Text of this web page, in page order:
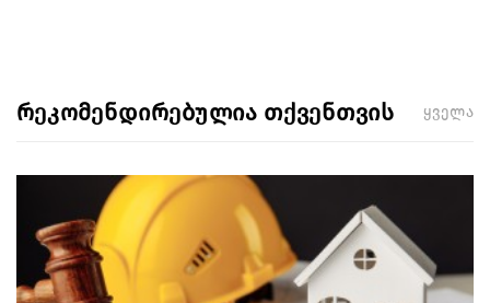
რეკომენდირებულია თქვენთვის ყველა